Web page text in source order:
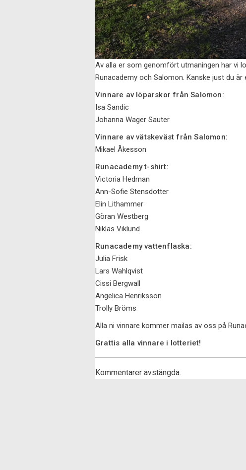
Av alla er som genomfört utmaningen har vi
Runacademy och Salomon. Kanske just du är
Vinnare av löparskor från Salomon:
Isa Sandic
Johanna Wager Sauter
Vinnare av vätskeväst från Salomon:
Mikael Åkesson
Runacademy t-shirt:
Victoria Hedman
Ann-Sofie Stensdotter
Elin Lithammer
Göran Westberg
Niklas Viklund
Runacademy vattenflaska:
Julia Frisk
Lars Wahlqvist
Cissi Bergwall
Angelica Henriksson
Trolly Bröms
Alla ni vinnare kommer mailas av oss på
Grattis alla vinnare i lotteriet!
Kommentarer avstängda.